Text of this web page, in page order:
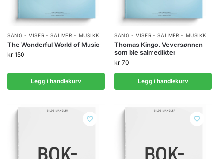
SANG - VISER - SALMER - MUSIKK
The Wonderful World of Music
kr 150
Legg i handlekurv
SANG - VISER - SALMER - MUSIKK
Thomas Kingo. Veversønnen
som ble salmedikter
kr 70
Legg i handlekurv